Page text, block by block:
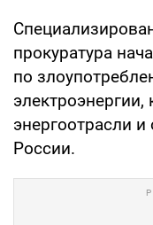
прокуратура
по
энергоотрасли
России.